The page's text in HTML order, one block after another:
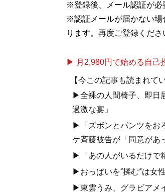
記事一覧へ
※登録後、メール認証が必
※認証メールが届かない場
ります。再度ご登録くださ
▶ 月2,980円で始める自己
【今この記事も読まれて
▶全裸の人間椅子、即日
過激な宴」
▶「ズボンとパンツをお
ケ斉藤被告が「同意があ
▶「あの人がいるだけで
▶おっぱいを“揉む”は女
▶東雲うみ、グラビアメ